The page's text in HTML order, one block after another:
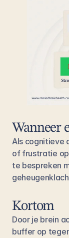
Wanneer
Als cognitieve
of frustratie
te bespreken
Kortom
Door je brein
buffer op